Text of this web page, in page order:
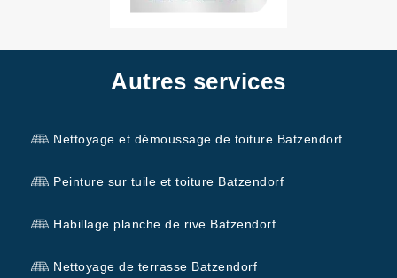
Autres services
Nettoyage et démoussage de toiture Batzendorf
Peinture sur tuile et toiture Batzendorf
Habillage planche de rive Batzendorf
Nettoyage de terrasse Batzendorf